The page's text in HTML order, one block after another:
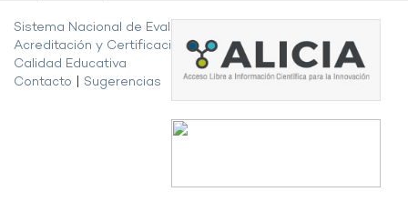
Sistema Nacional de Evaluación,
Acreditación y Certificación de la
Calidad Educativa
Contacto
Sugerencias